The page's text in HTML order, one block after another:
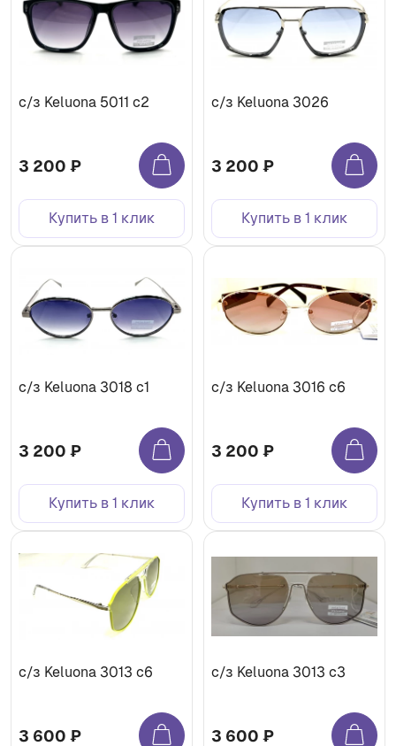
с/з Keluona 5011 с2
3 200 ₽
Купить в 1 клик
с/з Keluona 3026
3 200 ₽
Купить в 1 клик
с/з Keluona 3018 c1
3 200 ₽
Купить в 1 клик
с/з Keluona 3016 c6
3 200 ₽
Купить в 1 клик
с/з Keluona 3013 c6
3 600 ₽
с/з Keluona 3013 c3
3 600 ₽